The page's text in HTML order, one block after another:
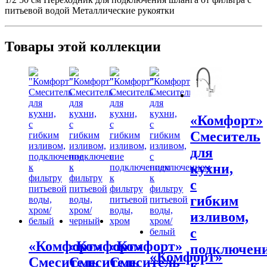
питьевой водой Металлические рукоятки
Товары этой коллекции
«Комфорт»
Смеситель
«Комфорт»
Смеситель
«Комфорт»
Смеситель«Комфорт»
«Комфорт»
Смеситель
для
кухни,
с
гибким
изливом,
с